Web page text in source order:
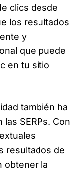
clics desde
los resultados
y
que puede
en tu sitio
también ha
SERPs. Con
resultados de
obtener la